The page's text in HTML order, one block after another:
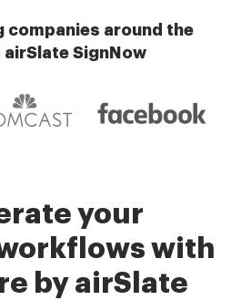
companies around the
SignNow
your
with
by airSlate